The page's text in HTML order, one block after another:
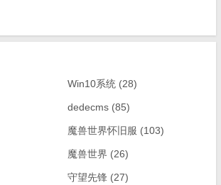
Win10系统 (28)
dedecms (85)
魔兽世界怀旧服 (103)
魔兽世界 (26)
守望先锋 (27)